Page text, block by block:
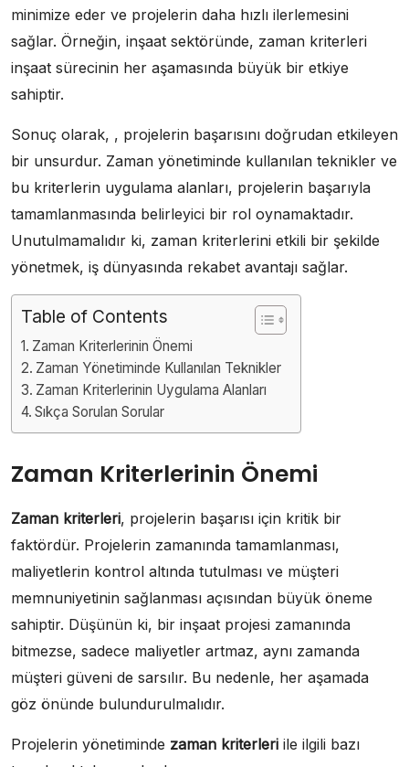
minimize eder ve projelerin daha hızlı ilerlemesini
sağlar. Örneğin, inşaat sektöründe, zaman kriterleri
inşaat sürecinin her aşamasında büyük bir etkiye
sahiptir.
Sonuç olarak, , projelerin başarısını doğrudan etkileyen
bir unsurdur. Zaman yönetiminde kullanılan teknikler ve
bu kriterlerin uygulama alanları, projelerin başarıyla
tamamlanmasında belirleyici bir rol oynamaktadır.
Unutulmamalıdır ki, zaman kriterlerini etkili bir şekilde
yönetmek, iş dünyasında rekabet avantajı sağlar.
Table of Contents
Zaman Kriterlerinin Önemi
Zaman Yönetiminde Kullanılan Teknikler
Zaman Kriterlerinin Uygulama Alanları
Sıkça Sorulan Sorular
Zaman Kriterlerinin Önemi
Zaman kriterleri, projelerin başarısı için kritik bir
faktördür. Projelerin zamanında tamamlanması,
maliyetlerin kontrol altında tutulması ve müşteri
memnuniyetinin sağlanması açısından büyük öneme
sahiptir. Düşünün ki, bir inşaat projesi zamanında
bitmezse, sadece maliyetler artmaz, aynı zamanda
müşteri güveni de sarsılır. Bu nedenle, her aşamada
göz önünde bulundurulmalıdır.
Projelerin yönetiminde zaman kriterleri ile ilgili bazı